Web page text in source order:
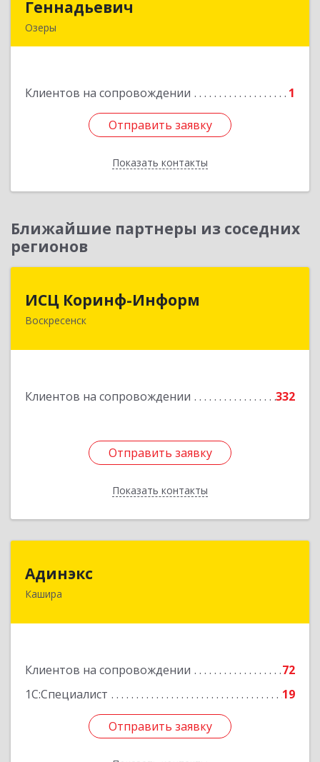
Геннадьевич
Озеры
Клиентов на сопровождении 1
Отправить заявку
Показать контакты
Подробнее
Отправить заявку
Назад
Ближайшие партнеры из соседних
регионов
ИСЦ Коринф-Информ
Воскресенск
Клиентов на сопровождении 332
Отправить заявку
Показать контакты
ИСЦ Коринф-Информ
140200, Московская обл, Воскресенский р-н,
Подробнее
Отправить заявку
Назад
Адинэкс
Кашира
Клиентов на сопровождении
72
1С:Специалист
19
Отправить заявку
142900, Московская обл, г.о. Кашира, Кашира г,
Отправить заявку